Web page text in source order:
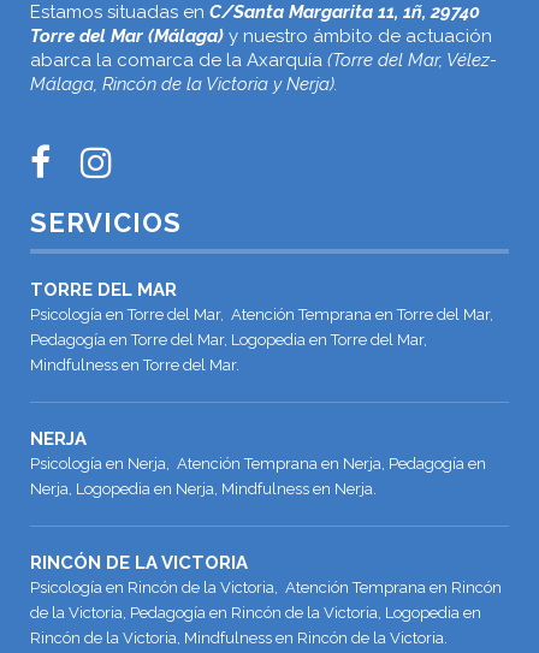
Estamos situadas en C/Santa Margarita 11, 1ñ, 29740
Torre del Mar (Málaga) y nuestro ámbito de actuación
abarca la comarca de la Axarquía (Torre del Mar, Vélez-
Málaga, Rincón de la Victoria y Nerja).
SERVICIOS
TORRE DEL MAR
Psicología en Torre del Mar, Atención Temprana en Torre del Mar,
Pedagogía en Torre del Mar, Logopedia en Torre del Mar,
Mindfulness en Torre del Mar.
NERJA
Psicología en Nerja, Atención Temprana en Nerja, Pedagogía en
Nerja, Logopedia en Nerja, Mindfulness en Nerja.
RINCÓN DE LA VICTORIA
Psicología en Rincón de la Victoria, Atención Temprana en Rincón
de la Victoria, Pedagogía en Rincón de la Victoria, Logopedia en
Rincón de la Victoria, Mindfulness en Rincón de la Victoria.